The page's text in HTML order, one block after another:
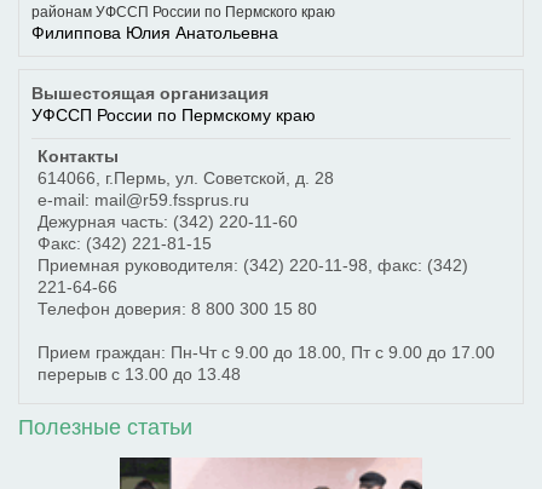
районам УФССП России по Пермского краю
Филиппова Юлия Анатольевна
Вышестоящая организация
УФССП России по Пермскому краю
Контакты
614066
г.Пермь ул. Советской, д. 28
e-mail: mail@r59.fssprus.ru
Дежурная часть: (342) 220-11-60
Факс: (342) 221-81-15
Приемная руководителя: (342) 220-11-98 , факс: (342)
221-64-66
Телефон доверия: 8 800 300 15 80
Прием граждан: Пн-Чт с 9.00 до 18.00, Пт с 9.00 до 17.00
перерыв с 13.00 до 13.48
Полезные статьи